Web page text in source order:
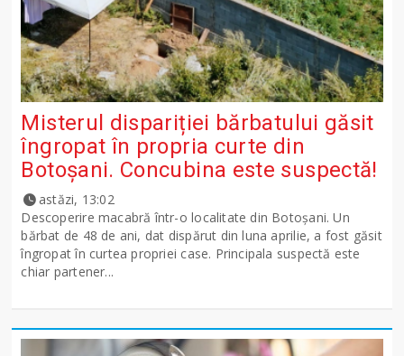
Misterul dispariției bărbatului găsit
îngropat în propria curte din
Botoșani. Concubina este suspectă!
astăzi, 13:02
Descoperire macabră într-o localitate din Botoșani. Un
bărbat de 48 de ani, dat dispărut din luna aprilie, a fost găsit
îngropat în curtea propriei case. Principala suspectă este
chiar partener...